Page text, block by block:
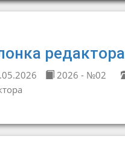
редактора
2026 - №02